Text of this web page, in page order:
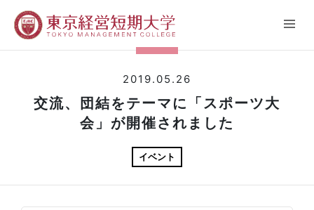
2019.05.26
交流、団結をテーマに「スポーツ大
会」が開催されました
イベント